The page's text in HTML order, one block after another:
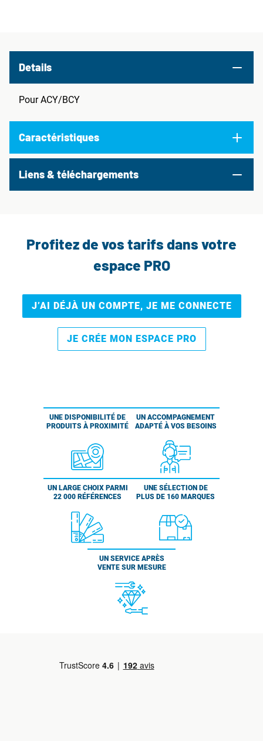
Details
Pour ACY/BCY
Caractéristiques
Liens & téléchargements
Profitez de vos tarifs dans votre
espace PRO
J’AI DÉJÀ UN COMPTE, JE ME CONNECTE
JE CRÉE MON ESPACE PRO
UNE DISPONIBILITÉ DE
PRODUITS À PROXIMITÉ
UN ACCOMPAGNEMENT
ADAPTÉ À VOS BESOINS
UN LARGE CHOIX PARMI
22 000 RÉFÉRENCES
UNE SÉLECTION DE
PLUS DE 160 MARQUES
UN SERVICE APRÈS
VENTE SUR MESURE